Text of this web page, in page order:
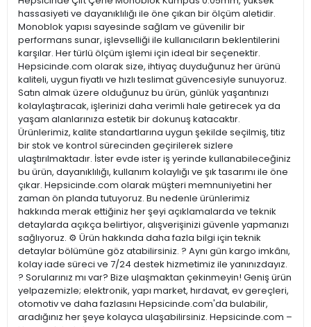
hassasiyeti ve dayanıklılığı ile öne çıkan bir ölçüm aletidir.
Monoblok yapısı sayesinde sağlam ve güvenilir bir
performans sunar, işlevselliği ile kullanıcıların beklentilerini
karşılar. Her türlü ölçüm işlemi için ideal bir seçenektir.
Hepsicinde.com olarak size, ihtiyaç duyduğunuz her ürünü
kaliteli, uygun fiyatlı ve hızlı teslimat güvencesiyle sunuyoruz.
Satın almak üzere olduğunuz bu ürün, günlük yaşantınızı
kolaylaştıracak, işlerinizi daha verimli hale getirecek ya da
yaşam alanlarınıza estetik bir dokunuş katacaktır.
Ürünlerimiz, kalite standartlarına uygun şekilde seçilmiş, titiz
bir stok ve kontrol sürecinden geçirilerek sizlere
ulaştırılmaktadır. İster evde ister iş yerinde kullanabileceğiniz
bu ürün, dayanıklılığı, kullanım kolaylığı ve şık tasarımı ile öne
çıkar. Hepsicinde.com olarak müşteri memnuniyetini her
zaman ön planda tutuyoruz. Bu nedenle ürünlerimiz
hakkında merak ettiğiniz her şeyi açıklamalarda ve teknik
detaylarda açıkça belirtiyor, alışverişinizi güvenle yapmanızı
sağlıyoruz. ⚙️ Ürün hakkında daha fazla bilgi için teknik
detaylar bölümüne göz atabilirsiniz. ? Aynı gün kargo imkânı,
kolay iade süreci ve 7/24 destek hizmetimiz ile yanınızdayız.
? Sorularınız mı var? Bize ulaşmaktan çekinmeyin! Geniş ürün
yelpazemizle; elektronik, yapı market, hırdavat, ev gereçleri,
otomotiv ve daha fazlasını Hepsicinde.com'da bulabilir,
aradığınız her şeye kolayca ulaşabilirsiniz. Hepsicinde.com –